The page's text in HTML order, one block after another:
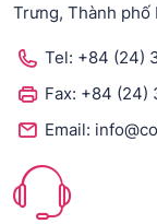
Trưng, Thành phố
Tel: +84 (24)
Fax: +84 (24)
Email: